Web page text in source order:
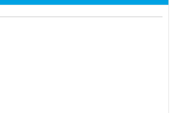
THÔNG QUA DỰ THẢO PHƯƠNG ÁN